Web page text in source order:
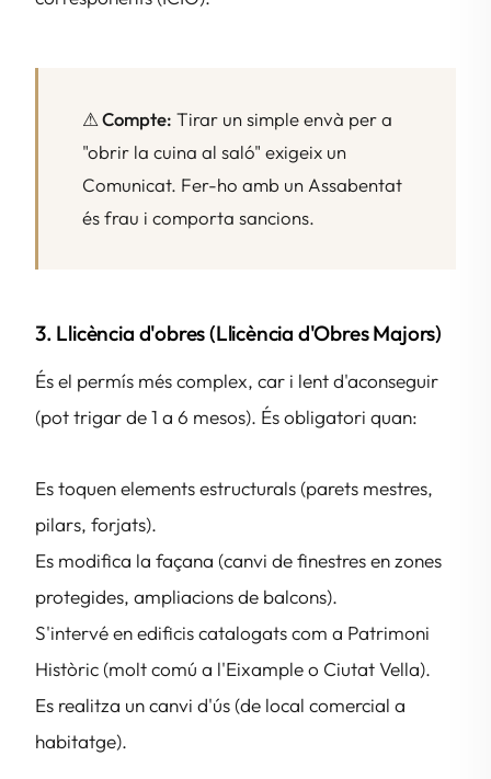
⚠ Compte: Tirar un simple envà per a
"obrir la cuina al saló" exigeix un
Comunicat. Fer-ho amb un Assabentat
és frau i comporta sancions.
3. Llicència d'obres (Llicència d'Obres Majors)
És el permís més complex, car i lent d'aconseguir
(pot trigar de 1 a 6 mesos). És obligatori quan:
Es toquen elements estructurals (parets mestres,
pilars, forjats).
Es modifica la façana (canvi de finestres en zones
protegides, ampliacions de balcons).
S'intervé en edificis catalogats com a Patrimoni
Històric (molt comú a l'Eixample o Ciutat Vella).
Es realitza un canvi d'ús (de local comercial a
habitatge).